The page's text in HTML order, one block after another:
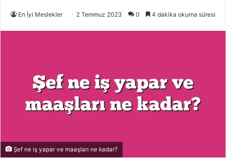
En İyi Meslekler 2 Temmuz 2023 0 4 dakika okuma süresi
Şef ne iş yapar ve maaşları ne kadar?